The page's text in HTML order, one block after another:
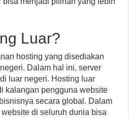
Luar?
hosting yang disediakan
Dalam hal ini, server
luar negeri. Hosting luar
kalangan pengguna website
secara global. Dalam
di seluruh dunia bisa